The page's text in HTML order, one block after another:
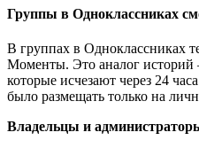
Группы в Одноклассниках
В группах в Одноклассниках
Моменты. Это аналог
которые исчезают через 24
было размещать только на
Владельцы и